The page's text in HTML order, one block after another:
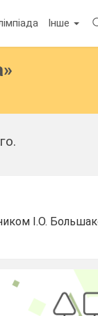
Інше
І.О.